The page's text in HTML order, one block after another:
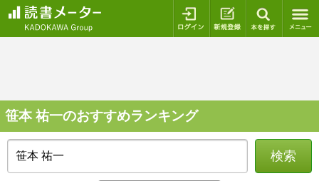
ログイン 新規登録
笹本 祐一のおすすめランキング
検索